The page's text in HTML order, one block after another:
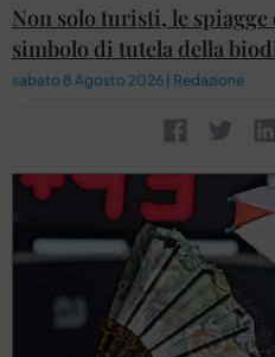
Non solo turisti, le
simbolo di tutela della
sabato 8 Agosto 2026 | Redazione